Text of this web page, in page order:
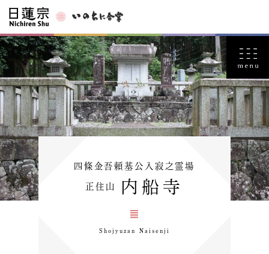
四條金吾頼基公入寂之霊場
正住山 内船寺
Shojyuzan Naisenji